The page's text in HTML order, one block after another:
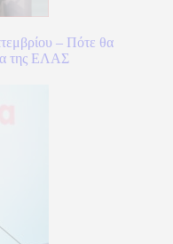
– Πότε θα
της ΕΛΑΣ